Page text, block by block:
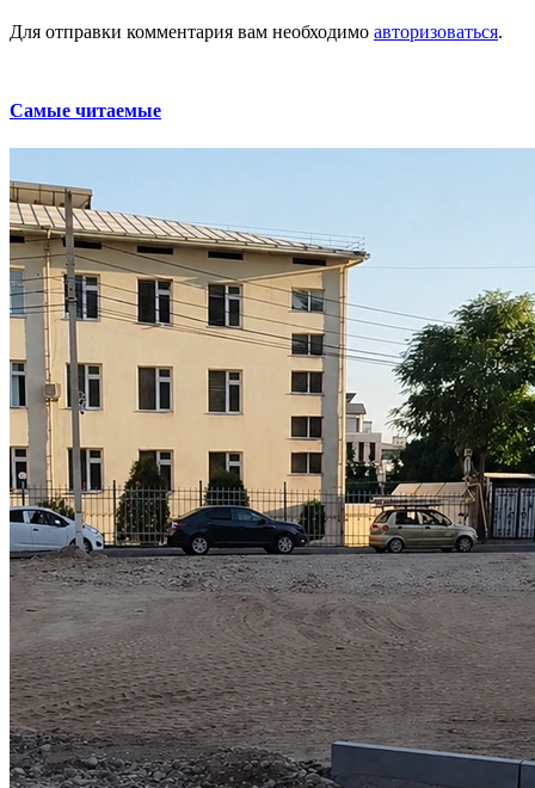
Для отправки комментария вам необходимо авторизоваться.
Самые читаемые